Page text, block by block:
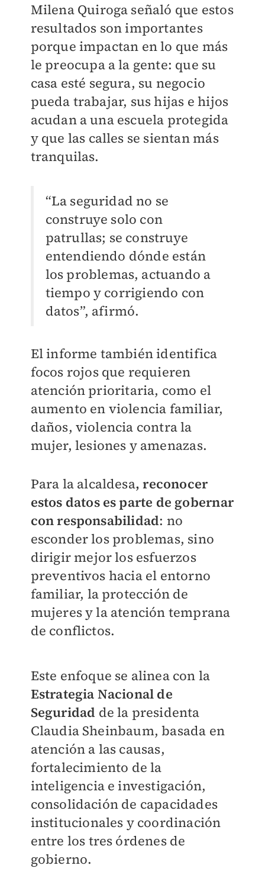
Milena Quiroga señaló que estos
resultados son importantes
porque impactan en lo que más
le preocupa a la gente: que su
casa esté segura, su negocio
pueda trabajar, sus hijas e hijos
acudan a una escuela protegida
y que las calles se sientan más
tranquilas.
“La seguridad no se
construye solo con
patrullas; se construye
entendiendo dónde están
los problemas, actuando a
tiempo y corrigiendo con
datos”, afirmó.
El informe también identifica
focos rojos que requieren
atención prioritaria, como el
aumento en violencia familiar,
daños, violencia contra la
mujer, lesiones y amenazas.
Para la alcaldesa, reconocer
estos datos es parte de gobernar
con responsabilidad: no
esconder los problemas, sino
dirigir mejor los esfuerzos
preventivos hacia el entorno
familiar, la protección de
mujeres y la atención temprana
de conflictos.
Este enfoque se alinea con la
Estrategia Nacional de
Seguridad de la presidenta
Claudia Sheinbaum, basada en
atención a las causas,
fortalecimiento de la
inteligencia e investigación,
consolidación de capacidades
institucionales y coordinación
entre los tres órdenes de
gobierno.